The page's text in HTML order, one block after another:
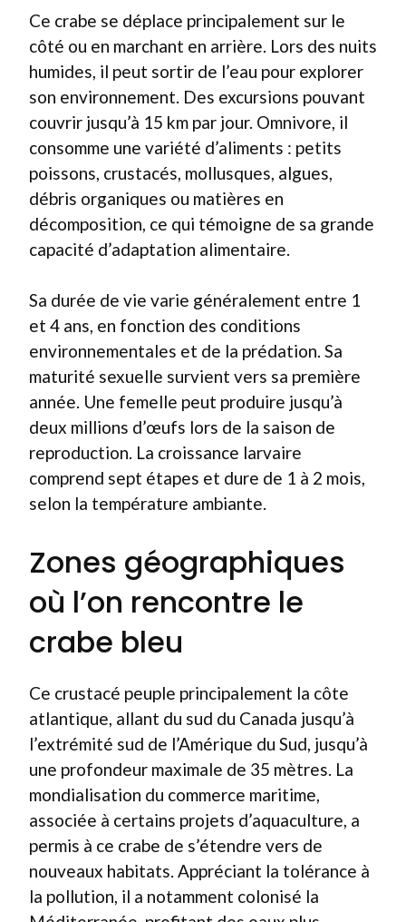
Ce crabe se déplace principalement sur le
côté ou en marchant en arrière. Lors des nuits
humides, il peut sortir de l’eau pour explorer
son environnement. Des excursions pouvant
couvrir jusqu’à 15 km par jour. Omnivore, il
consomme une variété d’aliments : petits
poissons, crustacés, mollusques, algues,
débris organiques ou matières en
décomposition, ce qui témoigne de sa grande
capacité d’adaptation alimentaire.
Sa durée de vie varie généralement entre 1
et 4 ans, en fonction des conditions
environnementales et de la prédation. Sa
maturité sexuelle survient vers sa première
année. Une femelle peut produire jusqu’à
deux millions d’œufs lors de la saison de
reproduction. La croissance larvaire
comprend sept étapes et dure de 1 à 2 mois,
selon la température ambiante.
Zones géographiques
où l’on rencontre le
crabe bleu
Ce crustacé peuple principalement la côte
atlantique, allant du sud du Canada jusqu’à
l’extrémité sud de l’Amérique du Sud, jusqu’à
une profondeur maximale de 35 mètres. La
mondialisation du commerce maritime,
associée à certains projets d’aquaculture, a
permis à ce crabe de s’étendre vers de
nouveaux habitats. Appréciant la tolérance à
la pollution, il a notamment colonisé la